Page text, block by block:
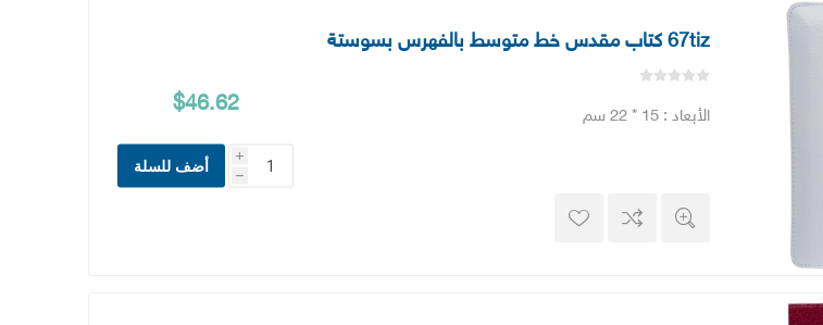
67tiz كتاب مقدس خط متوسط بالفهرس بسوستة
الأبعاد : 15 * 22 سم $46.62
i
h
أضف للسلة